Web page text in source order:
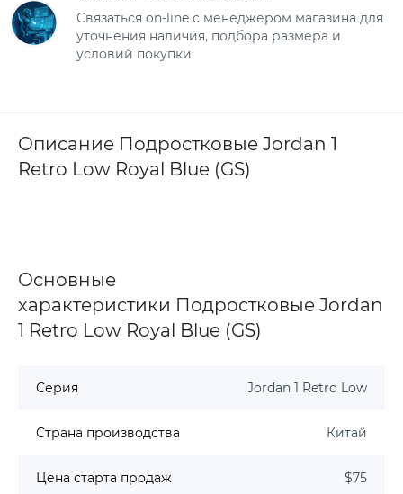
Связаться on-line с менеджером магазина для
уточнения наличия, подбора размера и
условий покупки.
Описание Подростковые Jordan 1
Retro Low Royal Blue (GS)
Основные
характеристики Подростковые Jordan
1 Retro Low Royal Blue (GS)
Серия Jordan 1 Retro Low
Страна производства Китай
Цена старта продаж $75